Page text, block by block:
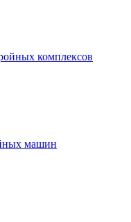
комплексов
машин